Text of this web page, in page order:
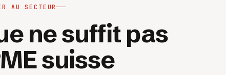
AU SECTEUR
ne suffit pas
suisse